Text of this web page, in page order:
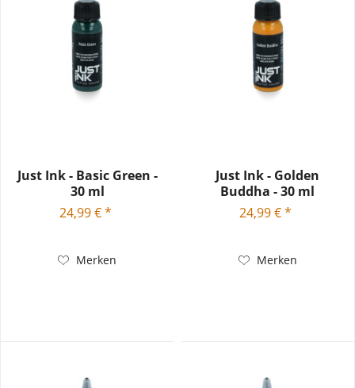
Just Ink - Basic Green -
30 ml
24,99 € *
Merken
Just Ink - Golden
Buddha - 30 ml
24,99 € *
Merken